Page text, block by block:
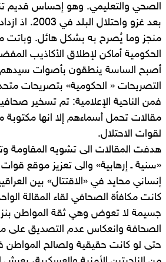
الصحي والتعليمي. وهو إحساس قديم
بعد غزو
منجز وما يُصرح به بشكل هائل. وباتت
الحكومية أماكن لإطلاق الأكاذيب
أصبح الساسة ينطقون بأصوات
التصريحات « الحكومية» بتصريحات
فمن الناحية الإعلامية: تم تسخير
مقالات تحمل أسماءهم إلا انها مكتوبة
لقوات الاحتلال.
هدفت المقالات الى تشويه المقاومة
«سنية ـ إرهابية» والى تعزيز موقع
كانت مكافأة الصحافي لقاء المقالة
جسيمة لا تعوض وهي ثقة المواطن
الصحافة وانعكاس عدم التصديق على
حتى لو كانت حقيقية ولصالح المواطن